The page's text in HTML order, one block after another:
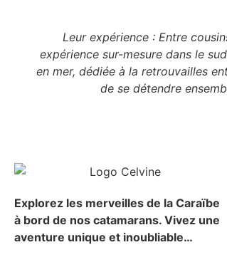
Leur expérience : Entre
expérience sur-mesure dans le
en mer, dédiée à la retrouvailles
de se détendre
Explorez les merveilles de la Caraïbe
à bord de nos catamarans. Vivez une
aventure unique et inoubliable…